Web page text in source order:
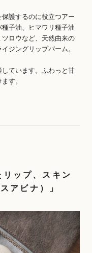
護するのに役立つアー
子油、ヒマワリ種子油
ロウなど、天然由来の
ジングリップバーム。
ています。ふわっと甘
す。
ップ、スキン
アビナ）」